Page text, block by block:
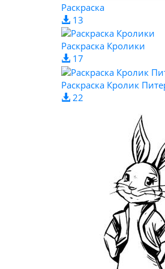
Раскраска
13
Раскраска Кролики
17
Раскраска Кролик
22